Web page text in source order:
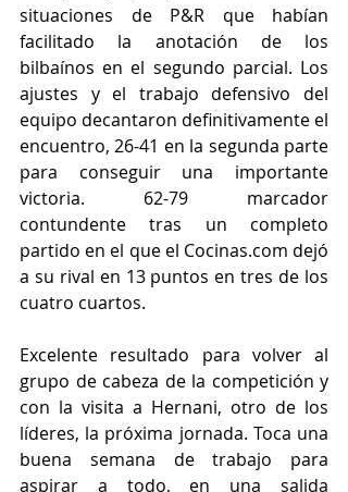
situaciones de P&R que habían
facilitado la anotación de los
bilbaínos en el segundo parcial. Los
ajustes y el trabajo defensivo del
equipo decantaron definitivamente el
encuentro, 26-41 en la segunda parte
para conseguir una importante
victoria. 62-79 marcador
contundente tras un completo
partido en el que el Cocinas.com dejó
a su rival en 13 puntos en tres de los
cuatro cuartos.
Excelente resultado para volver al
grupo de cabeza de la competición y
con la visita a Hernani, otro de los
líderes, la próxima jornada. Toca una
buena semana de trabajo para
aspirar a todo, en una salida